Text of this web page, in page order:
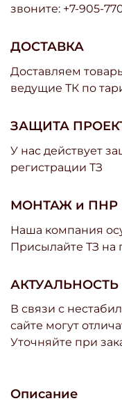
Описание
звоните: +7-905-
ДОСТАВКА
Доставляем
ведущие ТК по
ЗАЩИТА
У нас действует
регистрации ТЗ
МОНТАЖ и ПНР
Наша компания
Присылайте ТЗ на
АКТУАЛЬНОСТЬ
В связи с
сайте могут
Уточняйте при